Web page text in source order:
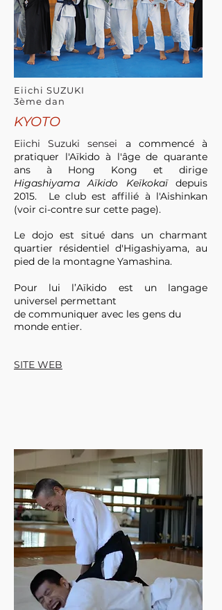
Eiichi SUZUKI
3ème dan
KYOTO
Eiichi Suzuki sensei a commencé à
pratiquer l'Aïkido à l'âge de quarante
ans à Hong Kong et dirige
Higashiyama Aïkido Keïkokaïdepuis
2015. Le club estaffilié à l'Aishinkan
(voir ci-contre sur cette page).
Le dojo est situé dans un charmant
quartier résidentiel d'Higashiyama, au
pied de la montagne Yamashina.
Pour lui l’Aïkido est un langage
universel permettant
de communiquer avec les gens du
monde entier.
SITE WEB